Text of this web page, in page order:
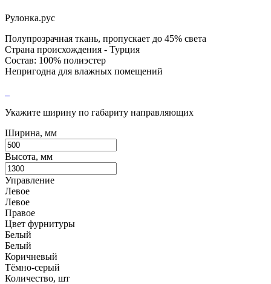
Рулонка.рус
Полупрозрачная ткань, пропускает до 45% света
Страна происхождения - Турция
Состав: 100% полиэстер
Непригодна для влажных помещений
Укажите ширину по габариту направляющих
Ширина, мм
Высота, мм
Управление
Левое
Левое
Правое
Цвет фурнитуры
Белый
Белый
Коричневый
Тёмно-серый
Количество, шт